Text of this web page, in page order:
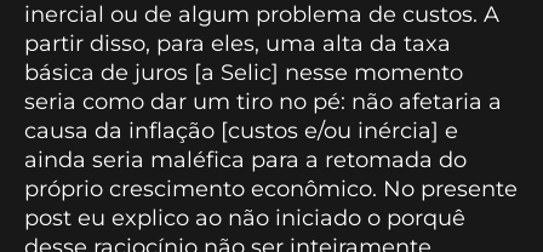
inercial ou de algum problema de custos. A
partir disso, para eles, uma alta da taxa
básica de juros [a Selic] nesse momento
seria como dar um tiro no pé: não afetaria a
causa da inflação [custos e/ou inércia] e
ainda seria maléfica para a retomada do
próprio crescimento econômico. No presente
post eu explico ao não iniciado o porquê